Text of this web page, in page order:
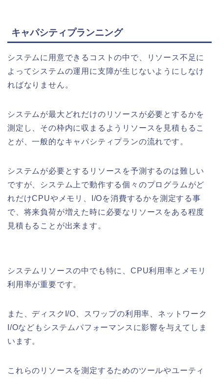
キャパシティプランニング
システムに用意できるコストの中で、リソース不足に
よってシステムの運用に支障が生じないようにしなけ
ればなりません。
システムが最大どれだけのリソースが必要とするかを
測定し、その枠内に収まるようリソースを見積もるこ
とが、一般的なキャパシティプランの流れです。
システムが必要とするリソースを予測するのは難しい
ですが、システム上で動作する個々のプログラムがど
れだけCPUやメモリ、I/Oを消費するかを測定する事
で、将来負荷が増えた時に必要なリソースをある程度
見積もることが出来ます。
システムリソースの中でも特に、CPU利用率とメモリ
利用率が重要です。
また、ディスクI/O、スワップの利用率、ネットワーク
I/Oなどもシステムパフォーマンスに影響を与えてしま
います。
これらのリソースを測定するためのツールやユーティ